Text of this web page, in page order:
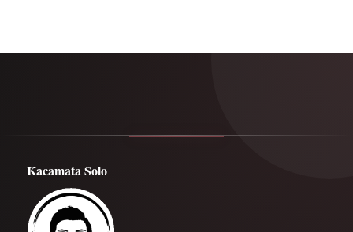
Kacamata Solo